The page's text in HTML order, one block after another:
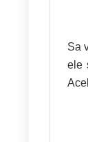
Sa
ele